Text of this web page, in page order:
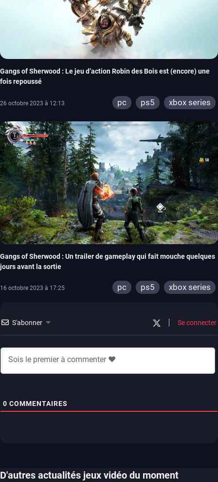
Gangs of Sherwood : Le jeu d’action Robin des Bois est (encore) une
fois repoussé
26 octobre 2023 à 12:13 pc ps5 xbox series
Gangs of Sherwood : Un trailer de gameplay qui fait mouche quelques
jours avant la sortie
16 octobre 2023 à 17:25 pc ps5 xbox series
S'abonner Se connecter
0 COMMENTAIRES
D'autres actualités jeux vidéo du moment